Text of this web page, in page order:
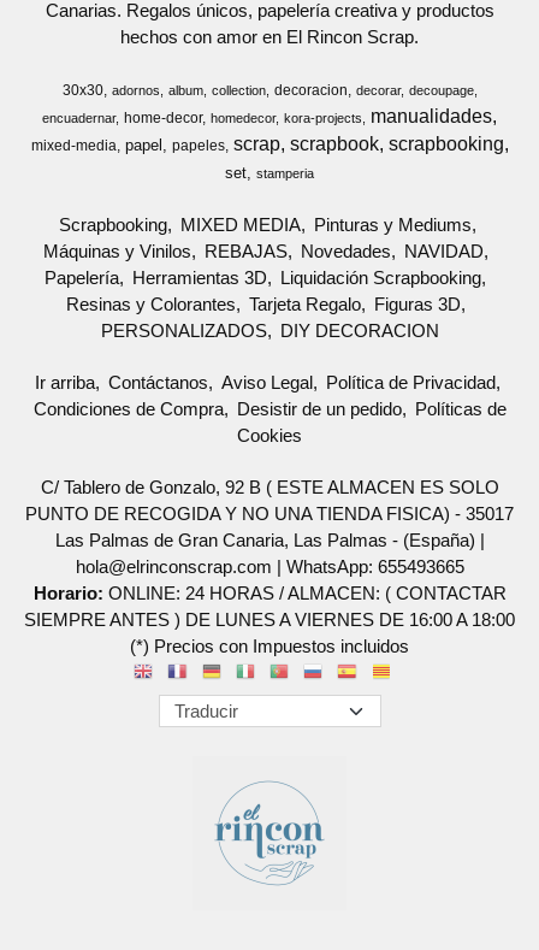
Canarias. Regalos únicos, papelería creativa y productos
hechos con amor en El Rincon Scrap.
30x30 adornos album collection decoracion decorar
decoupage
encuadernar
home-decor homedecor kora-projects manualidades
mixed-media papel papeles scrap scrapbook scrapbooking
set stamperia
Scrapbooking MIXED MEDIA
Pinturas y Mediums
Máquinas y Vinilos
REBAJAS Novedades
NAVIDAD
Papelería
Herramientas 3D
Liquidación Scrapbooking
Resinas y Colorantes
Tarjeta Regalo
Figuras 3D
PERSONALIZADOS
DIY DECORACION
Ir arriba Contáctanos Aviso Legal
Política de Privacidad
Condiciones de Compra
Desistir de un pedido
Políticas de
Cookies
C/ Tablero de Gonzalo, 92 B ( ESTE ALMACEN ES SOLO
PUNTO DE RECOGIDA Y NO UNA TIENDA FISICA) - 35017
Las Palmas de Gran Canaria, Las Palmas - (España) |
hola@elrinconscrap.com | WhatsApp: 655493665
Horario: ONLINE: 24 HORAS / ALMACEN: ( CONTACTAR
SIEMPRE ANTES ) DE LUNES A VIERNES DE 16:00 A 18:00
(*) Precios con Impuestos incluidos